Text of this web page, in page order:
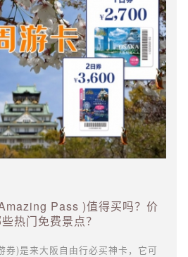
Pass )值得买吗？价
热门免费景点？
券)是来大阪自由行必买神卡，它可